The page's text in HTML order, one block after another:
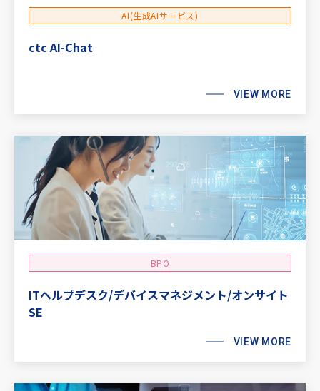
AI(生成AIサービス)
ctc AI-Chat
VIEW MORE
BPO
ITヘルプデスク/デバイスマネジメント/オンサイト
SE
VIEW MORE